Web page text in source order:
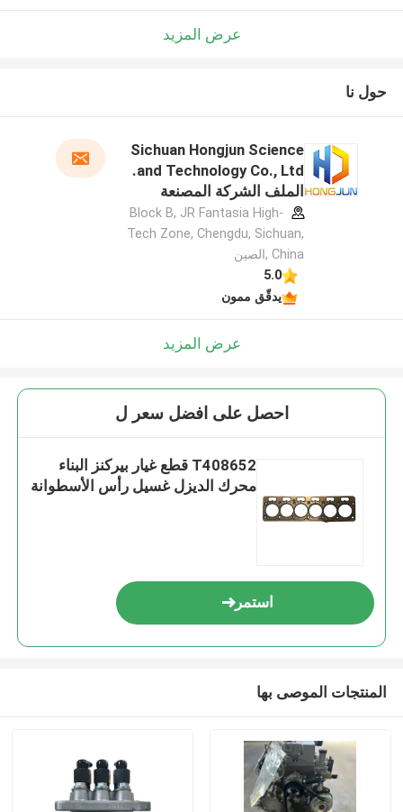
عرض المزيد
حول نا
Sichuan Hongjun Science
and Technology Co., Ltd.
الملف الشركة المصنعة
Block B, JR Fantasia High-
Tech Zone, Chengdu, Sichuan,
China ,الصين
5.0
يدقّق ممون
عرض المزيد
احصل على افضل سعر ل
T408652 قطع غيار بيركنز البناء
محرك الديزل غسيل رأس الأسطوانة
استمر
المنتجات الموصى بها